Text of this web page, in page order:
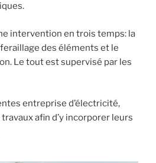
intervention en trois temps: la
des éléments et le
Le tout est supervisé par les
entreprise d’électricité,
afin d’y incorporer leurs